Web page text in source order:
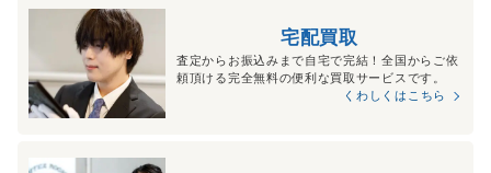
宅配買取
査定からお振込みまで自宅で完結！全国からご依
頼頂ける完全無料の便利な買取サービスです。
くわしくはこちら